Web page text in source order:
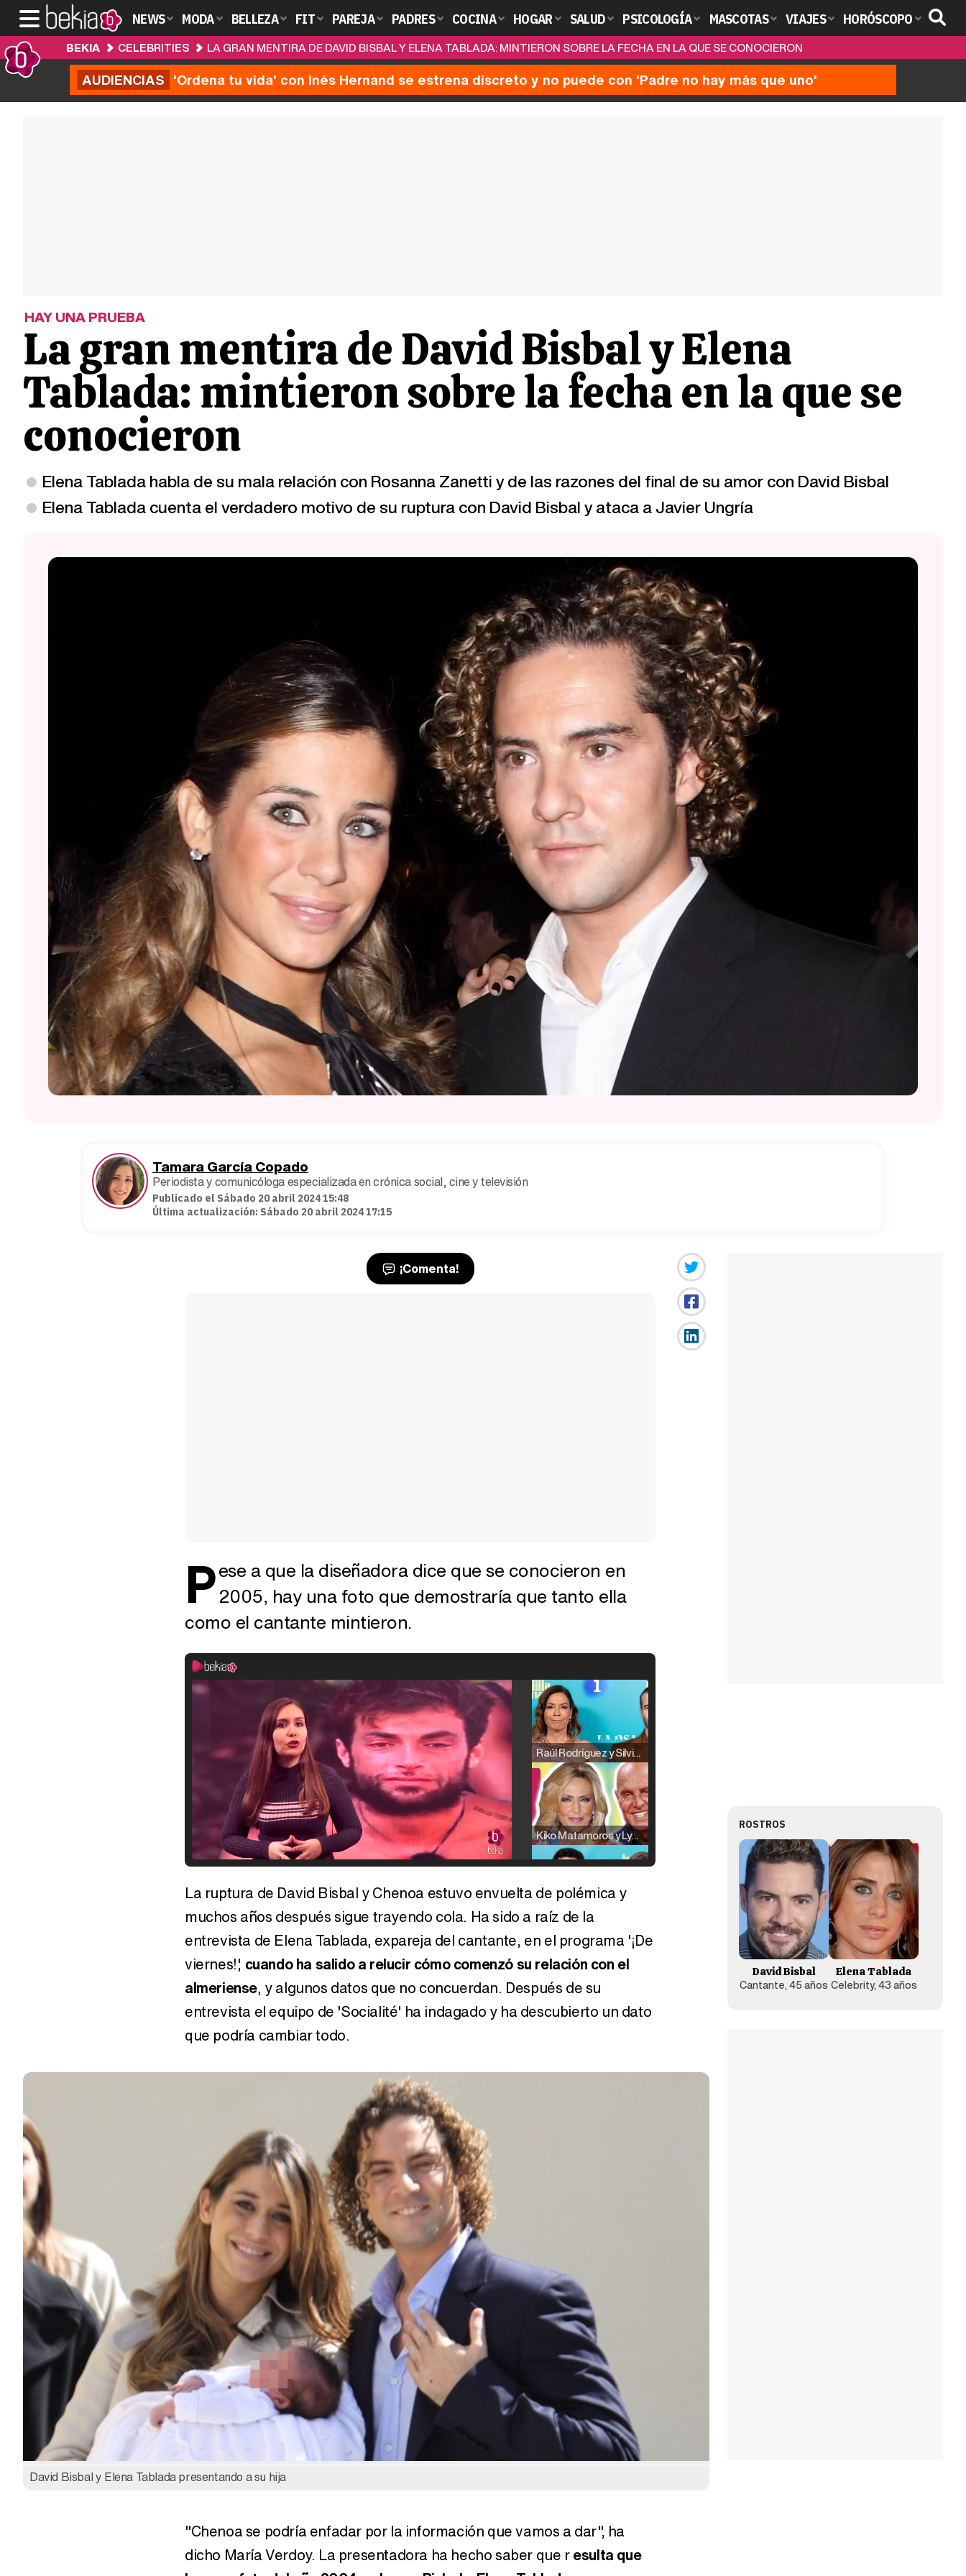
NEWS MODA BELLEZA FIT PAREJA PADRES COCINA HOGAR SALUD PSICOLOGÍA MASCOTAS VIAJES HORÓSCOPO
BEKIA CELEBRITIES LA GRAN MENTIRA DE DAVID BISBAL Y ELENA TABLADA: MINTIERON SOBRE LA FECHA EN LA QUE SE CONOCIERON
AUDIENCIAS 'Ordena tu vida' con Inés Hernand se estrena discreto y no puede con 'Padre no hay más que uno'
HAY UNA PRUEBA
La gran mentira de David Bisbal y Elena
Tablada: mintieron sobre la fecha en la que se
conocieron
Elena Tablada habla de su mala relación con Rosanna Zanetti y de las razones del final de su amor con David Bisbal
Elena Tablada cuenta el verdadero motivo de su ruptura con David Bisbal y ataca a Javier Ungría
Tamara García Copado
Periodista y comunicóloga especializada en crónica social, cine y televisión
Publicado el Sábado 20 abril 2024 15:48
Última actualización: Sábado 20 abril 2024 17:15
¡Comenta!
Pese a que la diseñadora dice que se conocieron en
2005, hay una foto que demostraría que tanto ella
como el cantante mintieron.
Raúl Rodríguez y Silvia Taulés nos cuentan su papel en 'La familia de la tele'
Kiko Matamoros y Lydia Lozano: "Nuestro público es de todas las edades y RTVE tiene un público muy pegado a las novelas, al que tenemos que captar"
La ruptura de David Bisbal y Chenoa estuvo envuelta de polémica y
muchos años después sigue trayendo cola. Ha sido a raíz de la
entrevista de Elena Tablada, expareja del cantante, en el programa '¡De
viernes!', cuando ha salido a relucir cómo comenzó su relación con el
almeriense, y algunos datos que no concuerdan. Después de su
entrevista el equipo de 'Socialité' ha indagado y ha descubierto un dato
que podría cambiar todo.
David Bisbal y Elena Tablada presentando a su hija
"Chenoa se podría enfadar por la información que vamos a dar", ha
dicho María Verdoy. La presentadora ha hecho saber que resulta que
ROSTROS
David Bisbal
Cantante, 45 años
Elena Tablada
Celebrity, 43 años